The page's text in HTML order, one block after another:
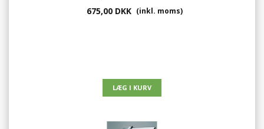
675,00 DKK (inkl. moms)